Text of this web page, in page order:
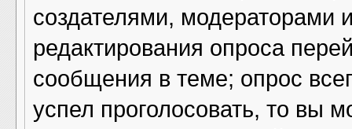
создателями, модераторами
редактирования опроса
сообщения в теме; опрос
успел проголосовать, то вы